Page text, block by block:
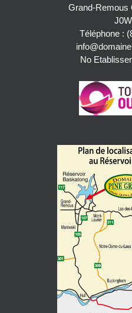
Grand-Remous
Téléphone :
No